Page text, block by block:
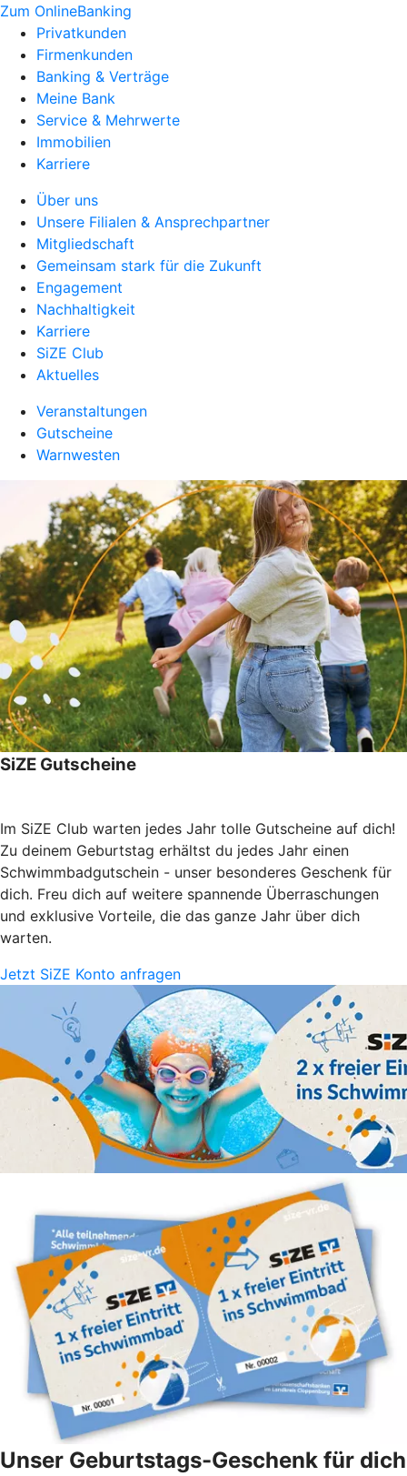
Zum OnlineBanking
Privatkunden
Firmenkunden
Banking & Verträge
Meine Bank
Service & Mehrwerte
Immobilien
Karriere
Über uns
Unsere Filialen & Ansprechpartner
Mitgliedschaft
Gemeinsam stark für die Zukunft
Engagement
Nachhaltigkeit
Karriere
SiZE Club
Aktuelles
Veranstaltungen
Gutscheine
Warnwesten
SiZE Gutscheine
Im SiZE Club warten jedes Jahr tolle Gutscheine auf dich!
Zu deinem Geburtstag erhältst du jedes Jahr einen
Schwimmbadgutschein - unser besonderes Geschenk für
dich. Freu dich auf weitere spannende Überraschungen
und exklusive Vorteile, die das ganze Jahr über dich
warten.
Jetzt SiZE Konto anfragen
Unser Geburtstags-Geschenk für dich